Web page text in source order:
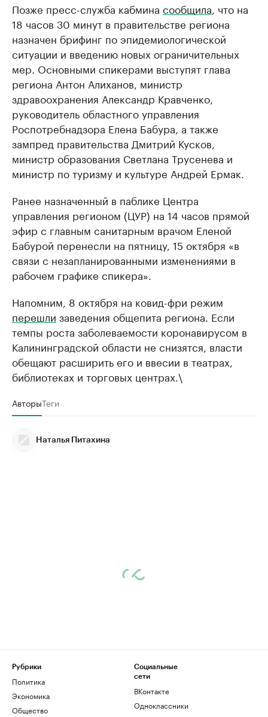
Позже пресс-служба кабмина сообщила , что на
18 часов 30 минут в правительстве региона
назначен брифинг по эпидемиологической
ситуации и введению новых ограничительных
мер. Основными спикерами выступят глава
региона Антон Алиханов, министр
здравоохранения Александр Кравченко,
руководитель областного управления
Роспотребнадзора Елена Бабура, а также
зампред правительства Дмитрий Кусков,
министр образования Светлана Трусенева и
министр по туризму и культуре Андрей Ермак.
Ранее назначенный в паблике Центра
управления регионом (ЦУР) на 14 часов прямой
эфир с главным санитарным врачом Еленой
Бабурой перенесли на пятницу, 15 октября «в
связи с незапланированными изменениями в
рабочем графике спикера».
Напомним, 8 октября на ковид-фри режим
перешли заведения общепита региона. Если
темпы роста заболеваемости коронавирусом в
Калининградской области не снизятся, власти
обещают расширить его и ввесии в театрах,
библиотеках и торговых центрах.\
АвторыТеги
Наталья Питахина
Рубрики
Политика
Экономика
Общество
Социальные
сети
ВКонтакте
Одноклассники